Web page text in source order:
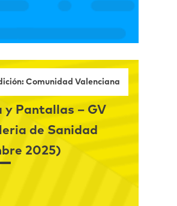
Comunidad Valenciana
y Pantallas – GV
de Sanidad
2025)